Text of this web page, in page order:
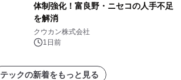
体制強化！富良野・ニセコの人手不足
を解消
クウカン株式会社
1日前
テックの新着をもっと見る